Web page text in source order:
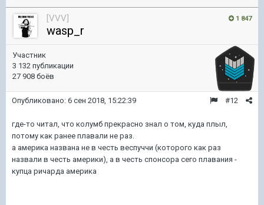
1 847
[VVV]
wasp_r
Участник
3 132 публикации
27 908 боёв
#12
Опубликовано: 6 сен 2018, 15:22:39
где-то читал, что колумб прекрасно знал о том, куда плыл,
потому как ранее плавали не раз.
а америка названа не в честь веспуччи (которого как раз
назвали в честь америки), а в честь спонсора сего плавания -
купца ричарда америка